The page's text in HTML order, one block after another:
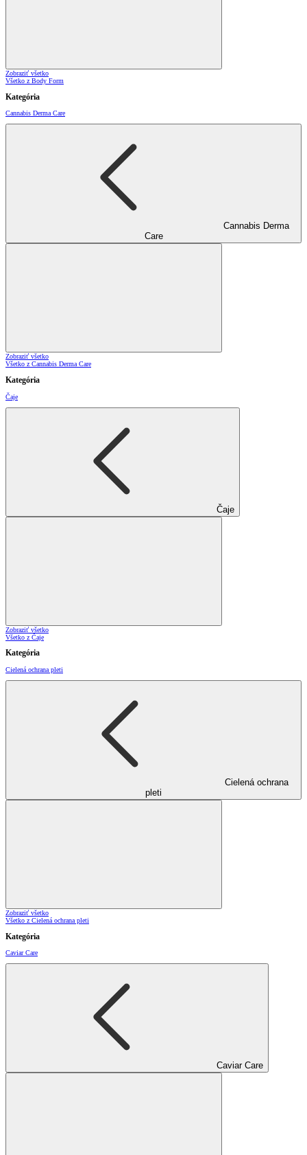
Zobraziť všetko
Všetko z Body Form
Kategória
Cannabis Derma Care
Cannabis Derma
Care
Zobraziť všetko
Všetko z Cannabis Derma Care
Kategória
Čaje
Čaje
Zobraziť všetko
Všetko z Čaje
Kategória
Cielená ochrana pleti
Cielená ochrana
pleti
Zobraziť všetko
Všetko z Cielená ochrana pleti
Kategória
Caviar Care
Caviar Care